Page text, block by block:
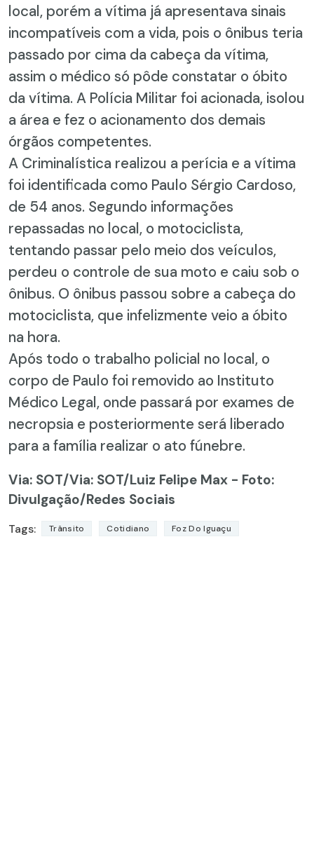
local, porém a vítima já apresentava sinais
incompatíveis com a vida, pois o ônibus teria
passado por cima da cabeça da vítima,
assim o médico só pôde constatar o óbito
da vítima. A Polícia Militar foi acionada, isolou
a área e fez o acionamento dos demais
órgãos competentes.
A Criminalística realizou a perícia e a vítima
foi identificada como Paulo Sérgio Cardoso,
de 54 anos. Segundo informações
repassadas no local, o motociclista,
tentando passar pelo meio dos veículos,
perdeu o controle de sua moto e caiu sob o
ônibus. O ônibus passou sobre a cabeça do
motociclista, que infelizmente veio a óbito
na hora.
Após todo o trabalho policial no local, o
corpo de Paulo foi removido ao Instituto
Médico Legal, onde passará por exames de
necropsia e posteriormente será liberado
para a família realizar o ato fúnebre.
Via: SOT/Via: SOT/Luiz Felipe Max - Foto:
Divulgação/Redes Sociais
Tags: Trânsito Cotidiano Foz Do Iguaçu